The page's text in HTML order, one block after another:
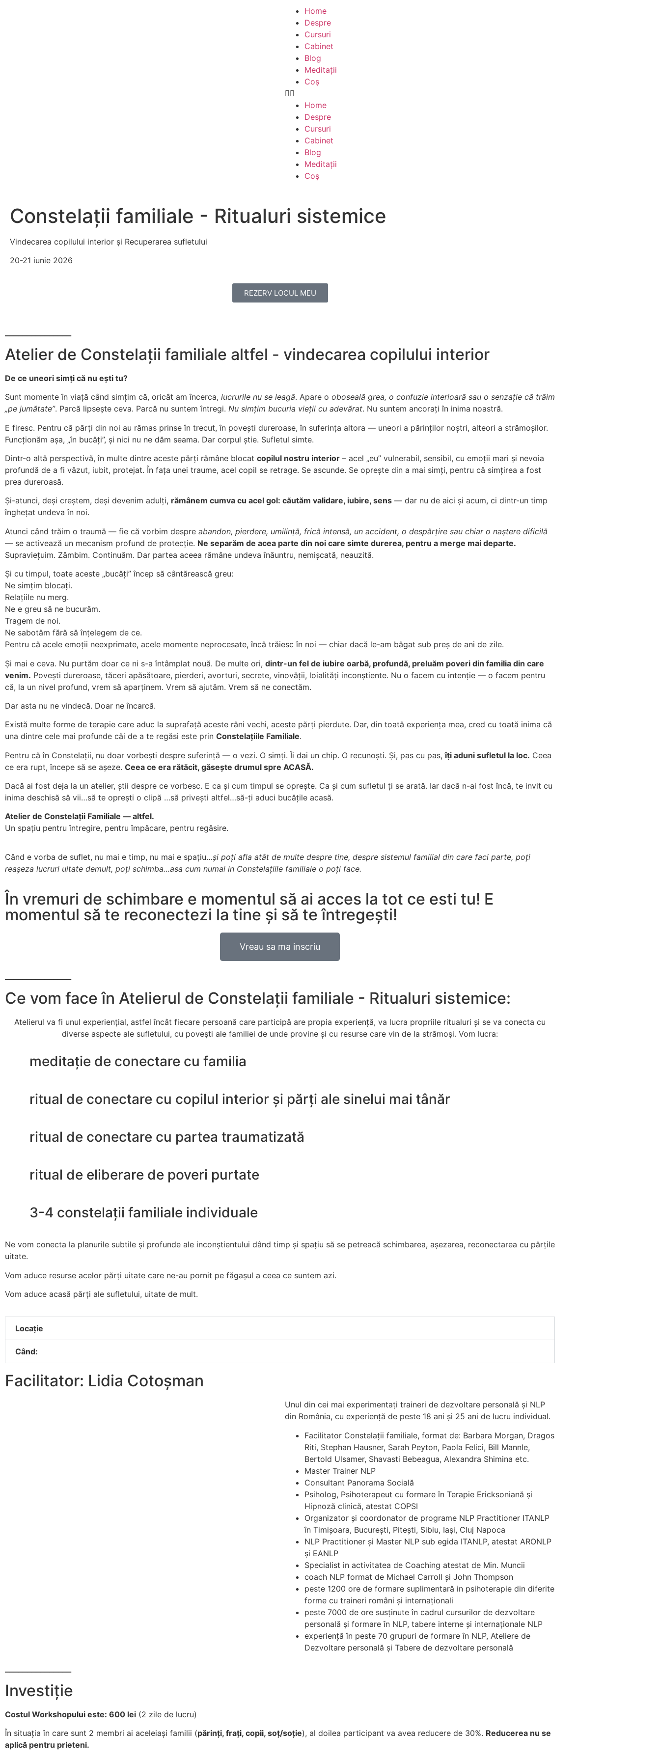
Home
Despre
Cursuri
Cabinet
Blog
Meditații
Coș
Home
Despre
Cursuri
Cabinet
Blog
Meditații
Coș
Constelații familiale - Ritualuri sistemice
Vindecarea copilului interior și Recuperarea sufletului
20-21 iunie 2026
REZERV LOCUL MEU
Atelier de Constelații familiale altfel - vindecarea copilului interior
De ce uneori simți că nu ești tu?
Sunt momente în viață când simțim că, oricât am încerca, lucrurile nu se leagă. Apare o oboseală grea, o confuzie interioară sau o senzație că trăim
„pe jumătate”. Parcă lipsește ceva. Parcă nu suntem întregi. Nu simțim bucuria vieții cu adevărat. Nu suntem ancorați în inima noastră.
E firesc. Pentru că părți din noi au rămas prinse în trecut, în povești dureroase, în suferința altora — uneori a părinților noștri, alteori a strămoșilor.
Funcționăm așa, „în bucăți”, și nici nu ne dăm seama. Dar corpul știe. Sufletul simte.
Dintr-o altă perspectivă, în multe dintre aceste părți rămâne blocat copilul nostru interior – acel „eu” vulnerabil, sensibil, cu emoții mari și nevoia
profundă de a fi văzut, iubit, protejat. În fața unei traume, acel copil se retrage. Se ascunde. Se oprește din a mai simți, pentru că simțirea a fost
prea dureroasă.
Și-atunci, deși creștem, deși devenim adulți, rămânem cumva cu acel gol: căutăm validare, iubire, sens — dar nu de aici și acum, ci dintr-un timp
înghețat undeva în noi.
Atunci când trăim o traumă — fie că vorbim despre abandon, pierdere, umilință, frică intensă, un accident, o despărțire sau chiar o naștere dificilă
— se activează un mecanism profund de protecție. Ne separăm de acea parte din noi care simte durerea, pentru a merge mai departe.
Supraviețuim. Zâmbim. Continuăm. Dar partea aceea rămâne undeva înăuntru, nemișcată, neauzită.
Și cu timpul, toate aceste „bucăți” încep să cântărească greu:
Ne simțim blocați.
Relațiile nu merg.
Ne e greu să ne bucurăm.
Tragem de noi.
Ne sabotăm fără să înțelegem de ce.
Pentru că acele emoții neexprimate, acele momente neprocesate, încă trăiesc în noi — chiar dacă le-am băgat sub preș de ani de zile.
Și mai e ceva. Nu purtăm doar ce ni s-a întâmplat nouă. De multe ori, dintr-un fel de iubire oarbă, profundă, preluăm poveri din familia din care
venim. Povești dureroase, tăceri apăsătoare, pierderi, avorturi, secrete, vinovății, loialități inconștiente. Nu o facem cu intenție — o facem pentru
că, la un nivel profund, vrem să aparținem. Vrem să ajutăm. Vrem să ne conectăm.
Dar asta nu ne vindecă. Doar ne încarcă.
Există multe forme de terapie care aduc la suprafață aceste răni vechi, aceste părți pierdute. Dar, din toată experiența mea, cred cu toată inima că
una dintre cele mai profunde căi de a te regăsi este prin Constelațiile Familiale.
Pentru că în Constelații, nu doar vorbești despre suferință — o vezi. O simți. Îi dai un chip. O recunoști. Și, pas cu pas,îți aduni sufletul la loc. Ceea
ce era rupt, începe să se așeze. Ceea ce era rătăcit, găsește drumul spre ACASĂ.
Dacă ai fost deja la un atelier, știi despre ce vorbesc. E ca și cum timpul se oprește. Ca și cum sufletul ți se arată. Iar dacă n-ai fost încă, te invit cu
inima deschisă să vii…să te oprești o clipă …să privești altfel…să-ți aduci bucățile acasă.
Atelier de Constelații Familiale — altfel.
Un spațiu pentru întregire, pentru împăcare, pentru regăsire.
Când e vorba de suflet, nu mai e timp, nu mai e spațiu…și poți afla atât de multe despre tine, despre sistemul familial din care faci parte, poți
reașeza lucruri uitate demult, poți schimba…asa cum numai in Constelațiile familiale o poți face.
În vremuri de schimbare e momentul să ai acces la tot ce esti tu! E
momentul să te reconectezi la tine și să te întregești!
Vreau sa ma inscriu
Ce vom face în Atelierul de Constelații familiale - Ritualuri sistemice:
Atelierul va fi unul experiențial, astfel încât fiecare persoană care participă are propia experiență, va lucra propriile ritualuri și se va conecta cu
diverse aspecte ale sufletului, cu povești ale familiei de unde provine și cu resurse care vin de la strămoși. Vom lucra:
meditație de conectare cu familia
ritual de conectare cu copilul interior și părți ale sinelui mai tânăr
ritual de conectare cu partea traumatizată
ritual de eliberare de poveri purtate
3-4 constelații familiale individuale
Ne vom conecta la planurile subtile și profunde ale inconștientului dând timp și spațiu să se petreacă schimbarea, așezarea, reconectarea cu părțile
uitate.
Vom aduce resurse acelor părți uitate care ne-au pornit pe făgașul a ceea ce suntem azi.
Vom aduce acasă părți ale sufletului, uitate de mult.
Locație
Când:
Facilitator: Lidia Cotoșman
Unul din cei mai experimentați traineri de dezvoltare personală și NLP
din România, cu experiență de peste 18 ani și 25 ani de lucru individual.
Facilitator Constelații familiale, format de: Barbara Morgan, Dragos
Riti, Stephan Hausner, Sarah Peyton, Paola Felici, Bill Mannle,
Bertold Ulsamer, Shavasti Bebeagua, Alexandra Shimina etc.
Master Trainer NLP
Consultant Panorama Socială
Psiholog, Psihoterapeut cu formare în Terapie Ericksoniană și
Hipnoză clinică, atestat COPSI
Organizator și coordonator de programe NLP Practitioner ITANLP
în Timișoara, București, Pitești, Sibiu, Iași, Cluj Napoca
NLP Practitioner și Master NLP sub egida ITANLP, atestat ARONLP
și EANLP
Specialist in activitatea de Coaching atestat de Min. Muncii
coach NLP format de Michael Carroll și John Thompson
peste 1200 ore de formare suplimentară in psihoterapie din diferite
forme cu traineri români și internaționali
peste 7000 de ore susținute în cadrul cursurilor de dezvoltare
personală și formare în NLP, tabere interne și internaționale NLP
experiență în peste 70 grupuri de formare în NLP, Ateliere de
Dezvoltare personală și Tabere de dezvoltare personală
Investiție
Costul Workshopului este: 600 lei (2 zile de lucru)
În situația în care sunt 2 membri ai aceleiași familii (părinți, frați, copii, soț/soție), al doilea participant va avea reducere de 30%. Reducerea nu se
aplică pentru prieteni.